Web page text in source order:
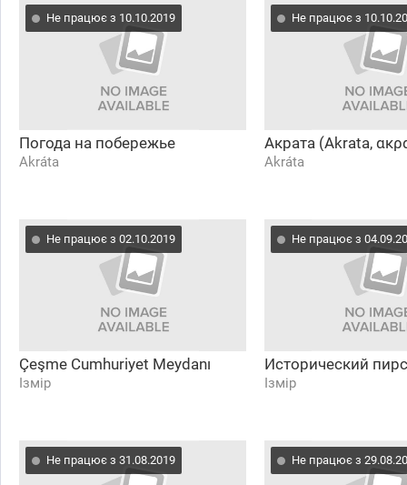
Не працює з 10.10.2019
Погода на побережье
Akráta
Не працює з
Акрата (Akrata,
Akráta
Не працює з 02.10.2019
Çeşme Cumhuriyet Meydanı
Ізмір
Не працює з
Исторический
Ізмір
Не працює з 31.08.2019 Не працює з